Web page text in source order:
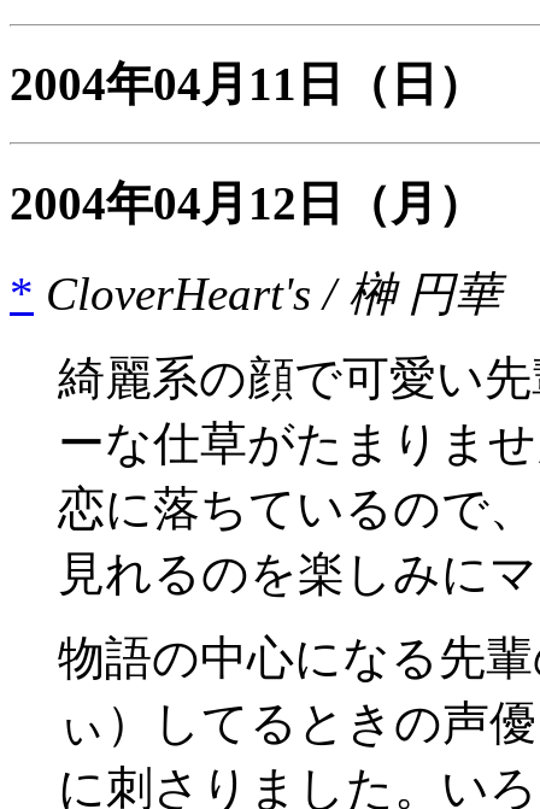
2004年04月11日 （日）
2004年04月12日
（月）
* CloverHeart's / 榊 円華
綺麗系の顔で可愛い
ーな仕草がたまりま
恋に落ちているので
見れるのを楽しみに
物語の中心になる先
ぃ）してるときの声
に刺さりました。い